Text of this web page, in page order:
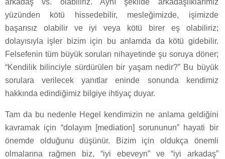
arkadaş vs. olabiliriz. Aynı şekilde arkadaşlıklarımız
yüzünden kötü hissedebilir, mesleğimizde, işimizde
başarısız olabilir ve iyi veya kötü birer eş olabiliriz;
dolayısıyla işler bizim için bu anlamda da kötü gidebilir.
Felsefenin tüm büyük soruları nihayetinde şu soruya döner;
“Kendilik bilinciyle sürdürülen bir yaşam nedir?” Bu büyük
sorulara verilecek yanıtlar eninde sonunda kendimiz
hakkında edindiğimiz bilgiye ihtiyaç duyar.
Tam da bu nedenle Hegel kendimizin ne anlama geldiğini
kavramak için “dolayım [mediation] sorununun” hayati bir
önemde olduğunu düşünür. Bizim için oldukça önemli
olmalarına rağmen biz, “iyi ebeveyn” ve “iyi arkadaş”